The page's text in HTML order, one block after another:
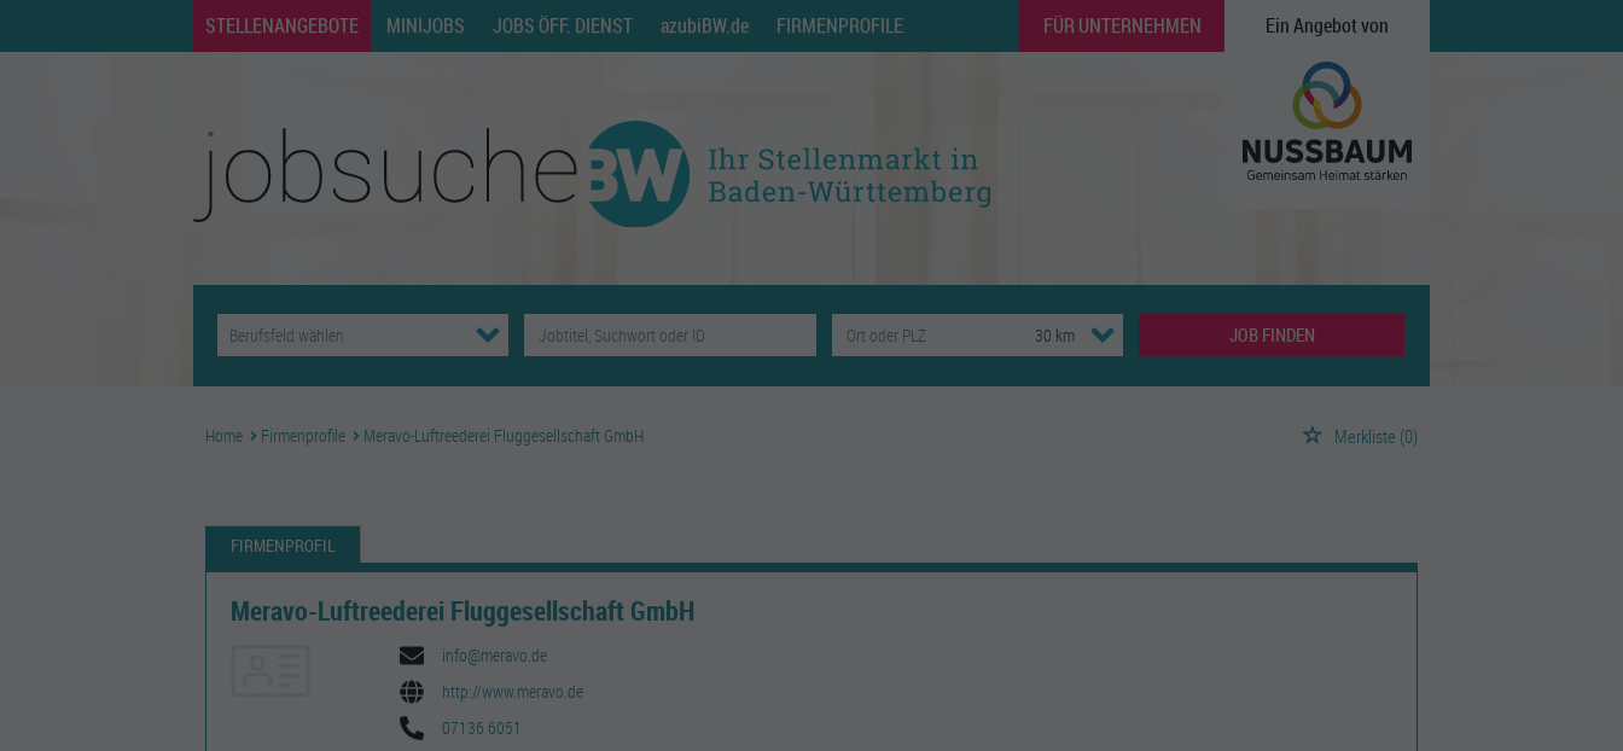
STELLENANGEBOTE MINIJOBS JOBS ÖFF. DIENST azubiBW.de FIRMENPROFILE FÜR UNTERNEHMEN Ein Angebot von
JOB FINDEN
Home Firmenprofile Meravo-Luftreederei Fluggesellschaft GmbH Merkliste (0)
FIRMENPROFIL
Meravo-Luftreederei Fluggesellschaft GmbH
info@meravo.de
http://www.meravo.de
07136 6051